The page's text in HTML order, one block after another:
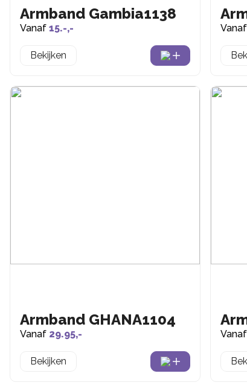
Armband Gambia1138
Vanaf 15.-,-
Bekijken
Vanaf
Armband GHANA1104
Vanaf 29.95,-
Bekijken
Vanaf